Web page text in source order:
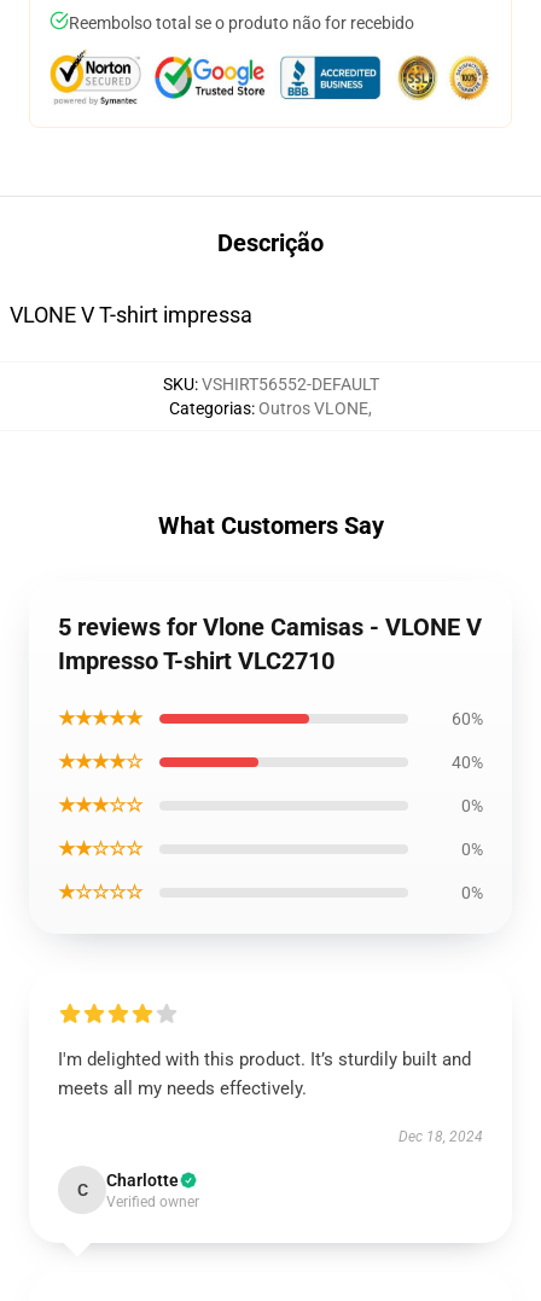
Reembolso total se o produto não for recebido
Descrição
VLONE V T-shirt impressa
SKU:VSHIRT56552-DEFAULT
Categorias:Outros VLONE,
What Customers Say
5 reviews for Vlone Camisas - VLONE V
Impresso T-shirt VLC2710
★★★★★ 60%
★★★★☆ 40%
★★★☆☆ 0%
★★☆☆☆ 0%
★☆☆☆☆ 0%
I'm delighted with this product. It’s sturdily built and
meets all my needs effectively.
Dec 18, 2024
C Charlotte
Verified owner